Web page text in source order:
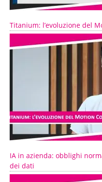
Titanium: l’evoluzione del
IA in azienda: obblighi
dei dati